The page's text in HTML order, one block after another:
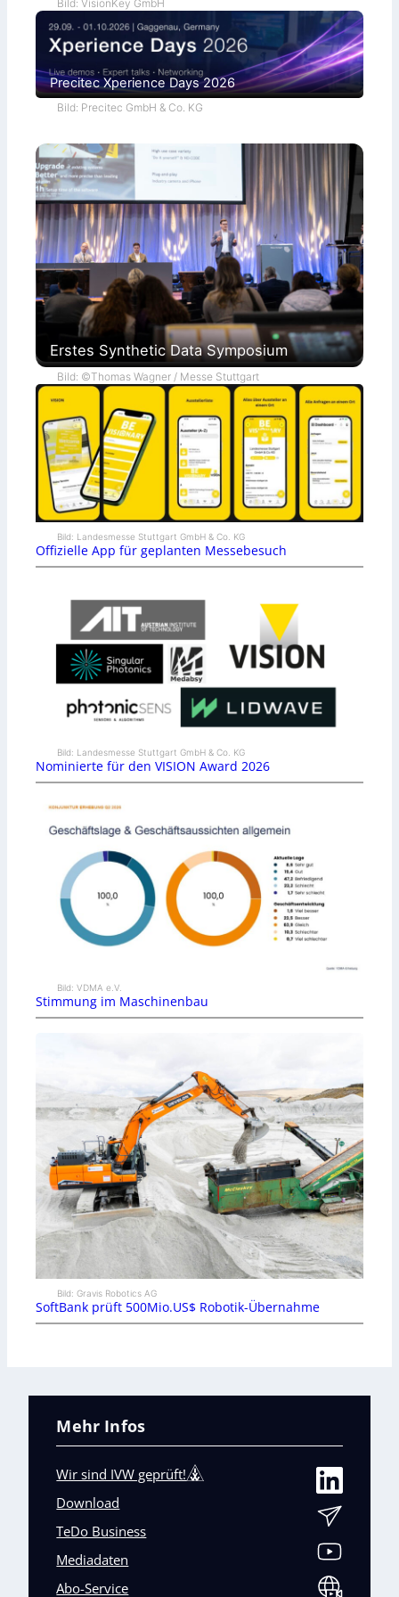
Bild: VisionKey GmbH
Precitec Xperience Days 2026
Bild: Precitec GmbH & Co. KG
Erstes Synthetic Data Symposium
Bild: ©Thomas Wagner / Messe Stuttgart
Bild: Landesmesse Stuttgart GmbH & Co. KG
Offizielle App für geplanten Messebesuch
Bild: Landesmesse Stuttgart GmbH & Co. KG
Nominierte für den VISION Award 2026
Bild: VDMA e.V.
Stimmung im Maschinenbau
Bild: Gravis Robotics AG
SoftBank prüft 500Mio.US$ Robotik-Übernahme
Mehr Infos
Wir sind IVW geprüft!
Download
TeDo Business
Mediadaten
Abo-Service